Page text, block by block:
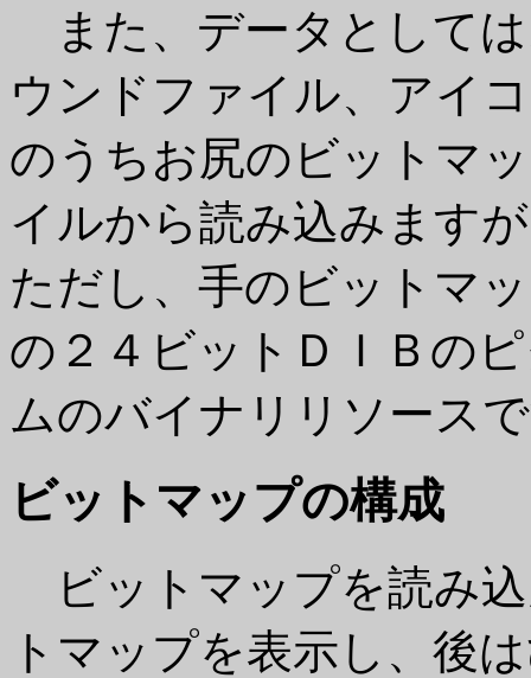
また、データとして
ウンドファイル、アイ
のうちお尻のビットマ
イルから読み込みます
ただし、手のビットマ
の２４ビットＤＩＢの
ムのバイナリリソース
ビットマップの構成
ビットマップを読み
トマップを表示し、後